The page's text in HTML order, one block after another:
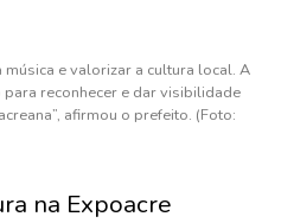
e valorizar a cultura local. A
reconhecer e dar visibilidade
afirmou o prefeito. (Foto:
na Expoacre